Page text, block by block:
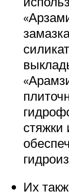
стяжки
Их